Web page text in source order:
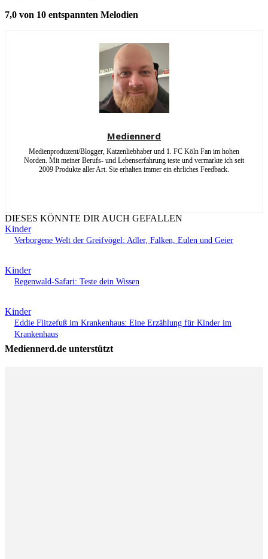
7,0 von 10 entspannten Melodien
Mediennerd
Medienproduzent/Blogger, Katzenliebhaber und 1. FC Köln Fan im hohen
Norden. Mit meiner Berufs- und Lebenserfahrung teste und vermarkte ich seit
2009 Produkte aller Art. Sie erhalten immer ein ehrliches Feedback.
DIESES KÖNNTE DIR AUCH GEFALLEN
Kinder
Verborgene Welt der Greifvögel: Adler, Falken, Eulen und Geier
Kinder
Regenwald-Safari: Teste dein Wissen
Kinder
Eddie Flitzefuß im Krankenhaus: Eine Erzählung für Kinder im
Krankenhaus
Mediennerd.de unterstützt